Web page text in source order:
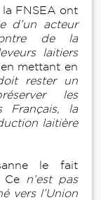
FNSEA ont
d’un acteur
de la
laitiers
mettant en
rester un
les
Français, la
laitière
le fait
Cen’est pas
vers l’Union